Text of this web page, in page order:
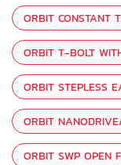
ORBIT CONSTANT
ORBIT T-BOLT
ORBIT STEPLESS
ORBIT
ORBIT SWP OPEN